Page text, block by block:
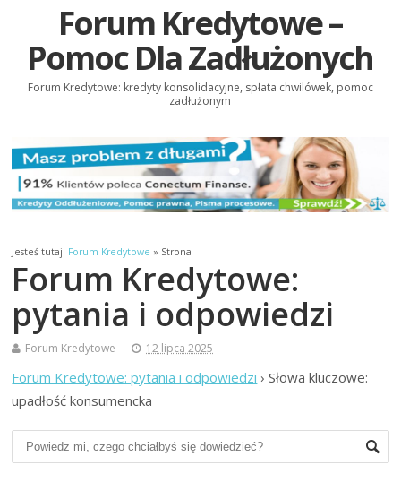
Forum Kredytowe –
Pomoc Dla Zadłużonych
Forum Kredytowe: kredyty konsolidacyjne, spłata chwilówek, pomoc
zadłużonym
Jesteś tutaj: Forum Kredytowe » Strona
Forum Kredytowe:
pytania i odpowiedzi
Forum Kredytowe 12 lipca 2025
Forum Kredytowe: pytania i odpowiedzi ›Słowa kluczowe:
upadłość konsumencka